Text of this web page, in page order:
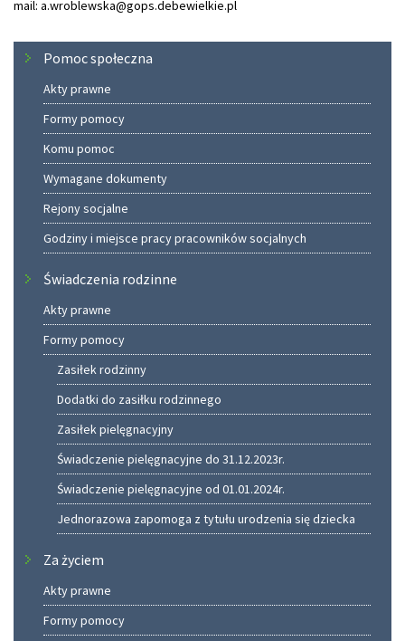
mail: a.wroblewska@gops.debewielkie.pl
MenuPomoc społeczna
Akty prawne
Formy pomocy
Komu pomoc
Wymagane dokumenty
Rejony socjalne
Godziny i miejsce pracy pracowników socjalnych
Świadczenia rodzinne
Akty prawne
Formy pomocy
Zasiłek rodzinny
Dodatki do zasiłku rodzinnego
Zasiłek pielęgnacyjny
Świadczenie pielęgnacyjne do 31.12.2023r.
Świadczenie pielęgnacyjne od 01.01.2024r.
Jednorazowa zapomoga z tytułu urodzenia się dziecka
Za życiem
Akty prawne
Formy pomocy